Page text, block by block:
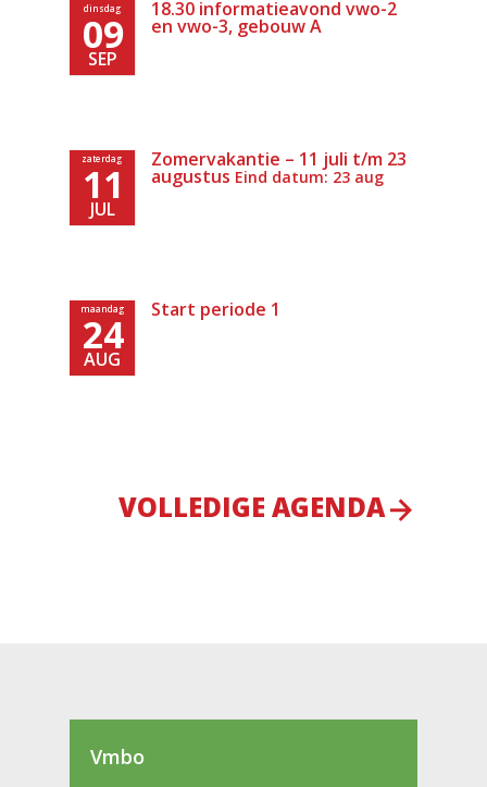
dinsdag
09
SEP
18.30 informatieavond vwo-2
en vwo-3, gebouw A
zaterdag
11
JUL
Zomervakantie – 11 juli t/m 23
augustus Eind datum: 23 aug
maandag
24
AUG
Start periode 1
VOLLEDIGE AGENDA
Vmbo